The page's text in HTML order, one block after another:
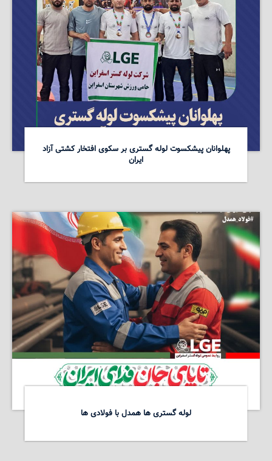
پهلوانان پیشکسوت لوله گستری بر سکوی افتخار کشتی آزاد
ایران
لوله گستری ها همدل با فولادی ها